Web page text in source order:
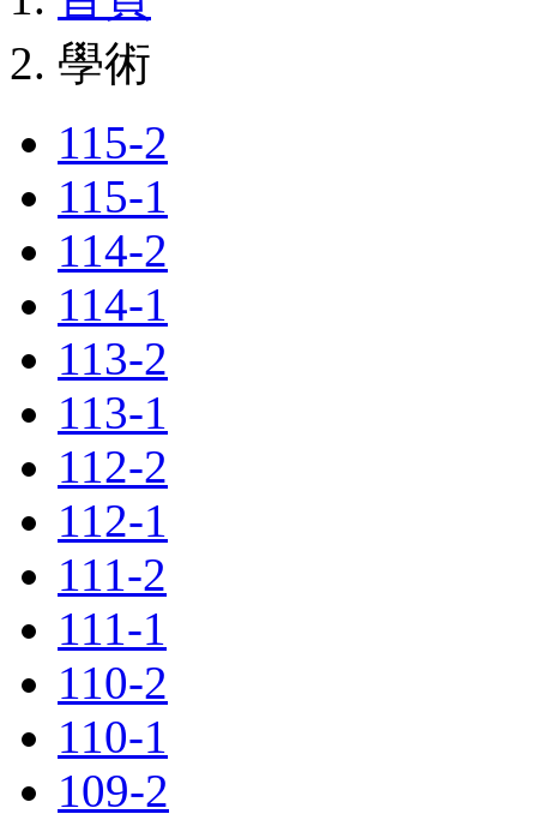
學術
115-2
115-1
114-2
114-1
113-2
113-1
112-2
112-1
111-2
111-1
110-2
110-1
109-2